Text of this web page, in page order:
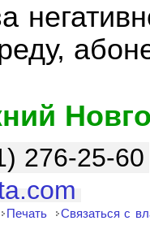
276-25-60
Печать Связаться с